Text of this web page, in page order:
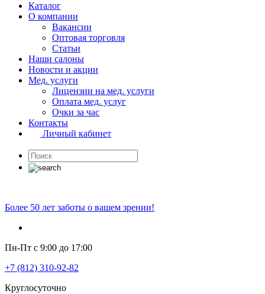
Каталог
О компании
Вакансии
Оптовая торговля
Статьи
Наши салоны
Новости и акции
Мед. услуги
Лицензии на мед. услуги
Оплата мед. услуг
Очки за час
Контакты
Личный кабинет
Более 50 лет заботы о вашем зрении!
Пн-Пт с 9:00 до 17:00
+7 (812) 310-92-82
Круглосуточно